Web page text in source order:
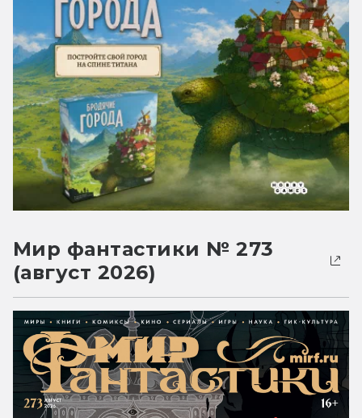
Мир фантастики № 273
(август 2026)